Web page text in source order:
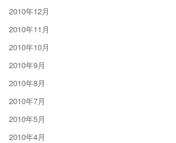
2010年12月
2010年11月
2010年10月
2010年9月
2010年8月
2010年7月
2010年5月
2010年4月